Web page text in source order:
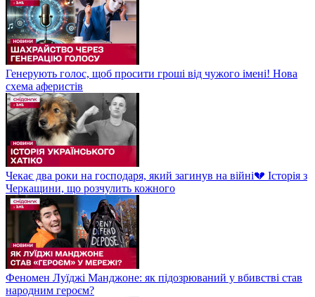
Генерують голос, щоб просити гроші від чужого імені! Нова
схема аферистів
Чекає два роки на господаря, який загинув на війні💔 Історія з
Черкащини, що розчулить кожного
Феномен Луїджі Манджоне: як підозрюваний у вбивстві став
народним героєм?